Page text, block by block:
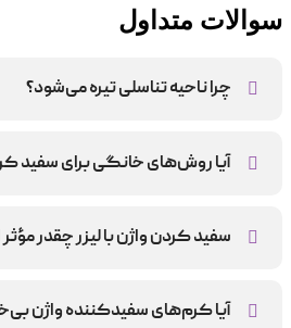
سوالات متداول
چرا ناحیه تناسلی تیره می‌شود؟
نوسانات هورمونی، اصطکاک پوست و
آیا روش‌های خانگی برای سفید
است اثرات موقتی داشته باشند، اما
سفید کردن واژن با لیزر چقدر
نتایج آن بین ۱ تا ۲ سال ماندگاری دارد.
آیا کرم‌های سفیدکننده واژن